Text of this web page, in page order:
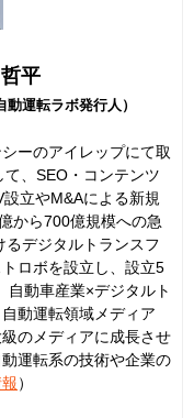
平
運転ラボ発行人）
ーのアイレップにて取
、SEO・コンテンツ
立やM&Aによる新規
から700億規模への急
デジタルトランスフ
ロボを設立し、設立5
動車産業×デジタルト
動運転領域メディア
のメディアに成長させ
運転系の技術や企業の
）